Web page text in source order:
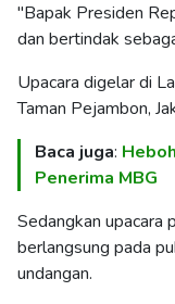
"Bapak Presiden
dan bertindak
Upacara digelar di
Taman Pejambon,
Baca juga:
Penerima MBG
Sedangkan upacara
berlangsung pada
undangan.